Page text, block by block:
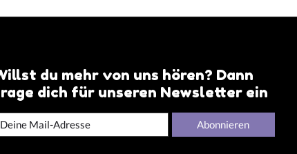
du mehr von uns hören? Dann
dich für unseren Newsletter ein
Abonnieren